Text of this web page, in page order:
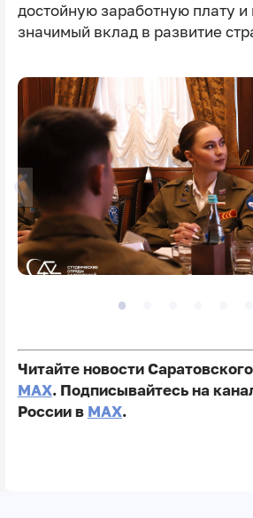
достойную заработную плату и
значимый вклад в развитие
Читайте новости
MAX. Подписывайтесь на
России в MAX.